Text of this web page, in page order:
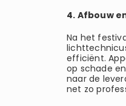
4. Afbouw
Na het
efficiënt.
op schade
naar de
net zo